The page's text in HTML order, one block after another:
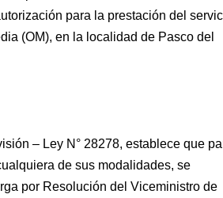
para la prestación del
(OM), en la localidad de Pasco del
– Ley N° 28278, establece que
de sus modalidades, se
por Resolución del Viceministro de